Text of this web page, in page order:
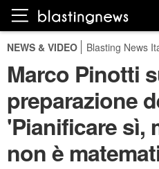
NEWS & VIDEO Blasting News
Marco Pinotti
preparazione
'Pianificare sì,
non è